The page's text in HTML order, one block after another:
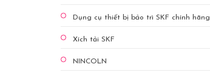
Dụng cụ thiết bị bảo trì SKF chính hãng
Xích tải SKF
NINCOLN